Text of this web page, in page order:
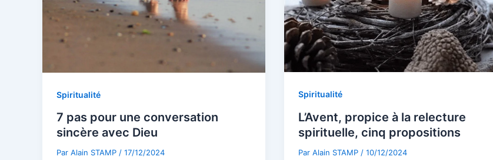
Spiritualité
7 pas pour une conversation
sincère avec Dieu
Par Alain STAMP / 17/12/2024
Spiritualité
L’Avent, propice à la relecture
spirituelle, cinq propositions
Par Alain STAMP / 10/12/2024